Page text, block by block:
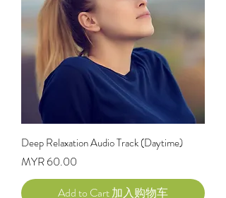
Deep Relaxation Audio Track (Daytime)
Price
MYR 60.00
Add to Cart 加入购物车